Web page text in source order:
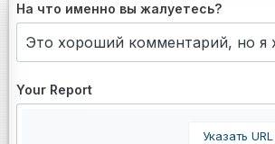
На что именно вы жалуетесь?
Your Report
Указать